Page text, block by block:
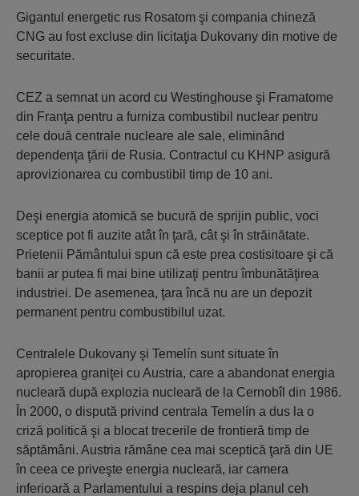
Gigantul energetic rus Rosatom şi compania chineză
CNG au fost excluse din licitaţia Dukovany din motive de
securitate.
CEZ a semnat un acord cu Westinghouse şi Framatome
din Franţa pentru a furniza combustibil nuclear pentru
cele două centrale nucleare ale sale, eliminând
dependenţa ţării de Rusia. Contractul cu KHNP asigură
aprovizionarea cu combustibil timp de 10 ani.
Deşi energia atomică se bucură de sprijin public, voci
sceptice pot fi auzite atât în ţară, cât şi în străinătate.
Prietenii Pământului spun că este prea costisitoare şi că
banii ar putea fi mai bine utilizaţi pentru îmbunătăţirea
industriei. De asemenea, ţara încă nu are un depozit
permanent pentru combustibilul uzat.
Centralele Dukovany şi Temelín sunt situate în
apropierea graniţei cu Austria, care a abandonat energia
nucleară după explozia nucleară de la Cernobîl din 1986.
În 2000, o dispută privind centrala Temelín a dus la o
criză politică şi a blocat trecerile de frontieră timp de
săptămâni. Austria rămâne cea mai sceptică ţară din UE
în ceea ce priveşte energia nucleară, iar camera
inferioară a Parlamentului a respins deja planul ceh